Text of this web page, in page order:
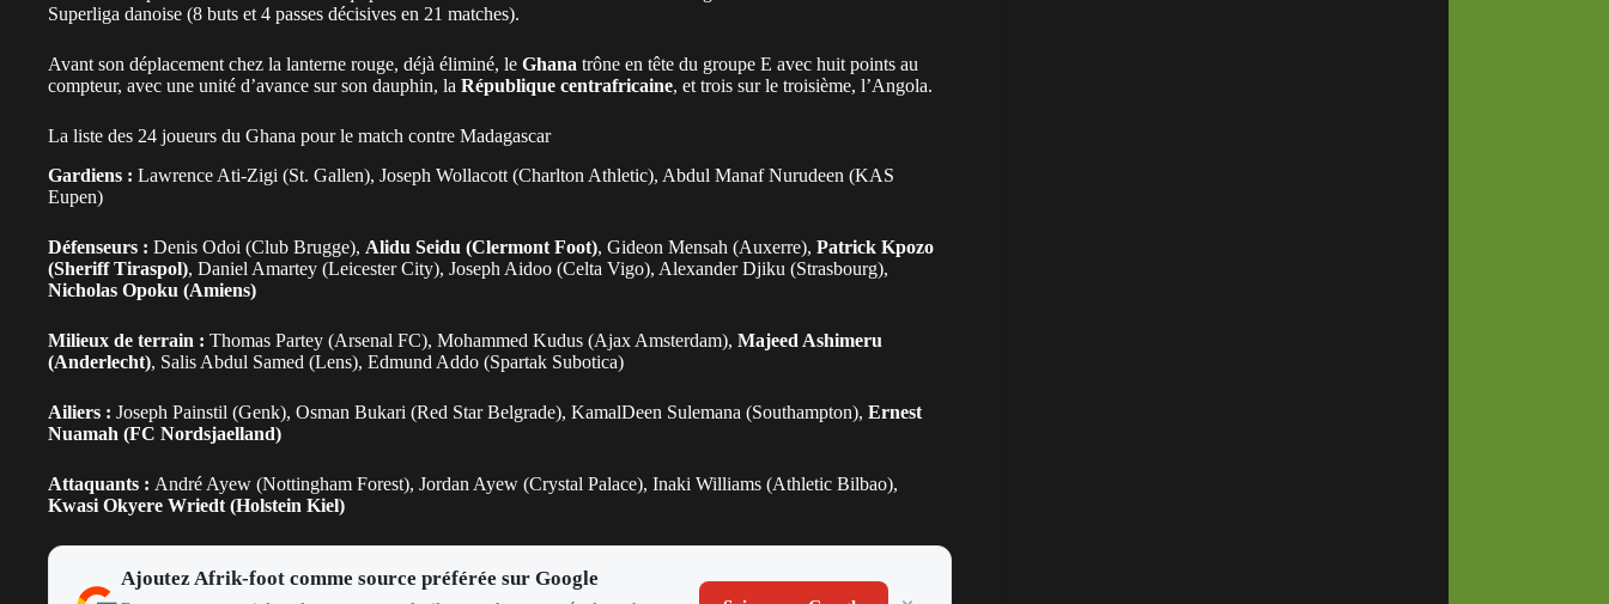
Superliga danoise (8 buts et 4 passes décisives en 21 matches).
Avant son déplacement chez la lanterne rouge, déjà éliminé, le Ghana trône en tête du groupe E avec huit points au
compteur, avec une unité d’avance sur son dauphin, la République centrafricaine, et trois sur le troisième, l’Angola.
La liste des 24 joueurs du Ghana pour le match contre Madagascar
Gardiens : Lawrence Ati-Zigi (St. Gallen), Joseph Wollacott (Charlton Athletic), Abdul Manaf Nurudeen (KAS
Eupen)
Défenseurs : Denis Odoi (Club Brugge), Alidu Seidu (Clermont Foot), Gideon Mensah (Auxerre), Patrick Kpozo
(Sheriff Tiraspol), Daniel Amartey (Leicester City), Joseph Aidoo (Celta Vigo), Alexander Djiku (Strasbourg),
Nicholas Opoku (Amiens)
Milieux de terrain : Thomas Partey (Arsenal FC), Mohammed Kudus (Ajax Amsterdam), Majeed Ashimeru
(Anderlecht), Salis Abdul Samed (Lens), Edmund Addo (Spartak Subotica)
Ailiers : Joseph Painstil (Genk), Osman Bukari (Red Star Belgrade), KamalDeen Sulemana (Southampton), Ernest
Nuamah (FC Nordsjaelland)
Attaquants : André Ayew (Nottingham Forest), Jordan Ayew (Crystal Palace), Inaki Williams (Athletic Bilbao),
Kwasi Okyere Wriedt (Holstein Kiel)
Ajoutez Afrik-foot comme source préférée sur Google